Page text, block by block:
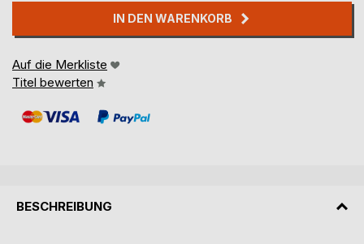
IN DEN WARENKORB
Auf die Merkliste
Titel bewerten
BESCHREIBUNG